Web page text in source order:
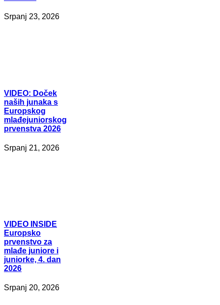
Srpanj 23, 2026
VIDEO: Doček
naših junaka s
Europskog
mlađejuniorskog
prvenstva 2026
Srpanj 21, 2026
VIDEO INSIDE
Europsko
prvenstvo za
mlađe juniore i
juniorke, 4. dan
2026
Srpanj 20, 2026